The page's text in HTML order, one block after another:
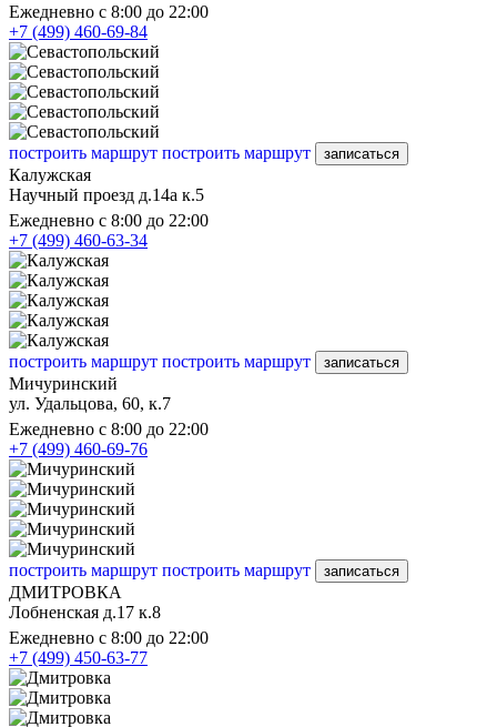
Ежедневно с 8:00 до 22:00
+7 (499) 460-69-84
построить маршрут построить маршрут записаться
Калужская
Научный проезд д.14а к.5
Ежедневно с 8:00 до 22:00
+7 (499) 460-63-34
построить маршрут построить маршрут записаться
Мичуринский
ул. Удальцова, 60, к.7
Ежедневно с 8:00 до 22:00
+7 (499) 460-69-76
построить маршрут построить маршрут записаться
ДМИТРОВКА
Лобненская д.17 к.8
Ежедневно с 8:00 до 22:00
+7 (499) 450-63-77